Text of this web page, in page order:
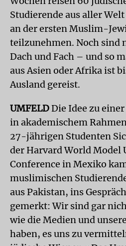
Studierende aus aller
an der ersten Muslim-
teilzunehmen. Noch sind
Dach und Fach – und so
aus Asien oder Afrika ist
Ausland gereist.
UMFELDDie Idee zu
in akademischem
27-jährigen Studenten
der Harvard World Model
Conference in Mexiko
muslimischen
aus Pakistan, ins
gemerkt: Wir sind gar
wie die Medien und
haben, es uns zu